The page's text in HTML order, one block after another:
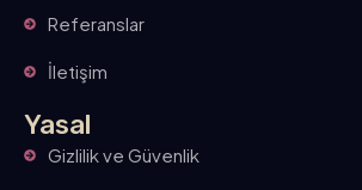
Referanslar
İletişim
Yasal
Gizlilik ve Güvenlik